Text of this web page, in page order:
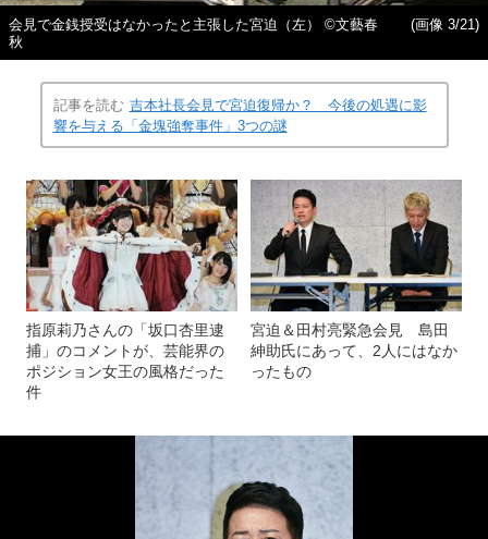
会見で金銭授受はなかったと主張した宮迫（左） ©文藝春
秋
(画像 3/21)
記事を読む 吉本社長会見で宮迫復帰か？ 今後の処遇に影
響を与える「金塊強奪事件」3つの謎
指原莉乃さんの「坂口杏里逮
捕」のコメントが、芸能界の
ポジション女王の風格だった
件
宮迫＆田村亮緊急会見 島田
紳助氏にあって、2人にはなか
ったもの